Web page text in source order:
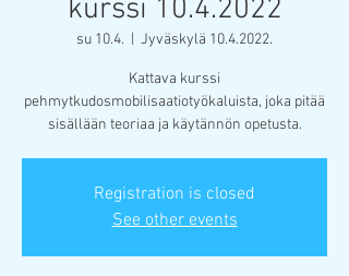
kurssi 10.4.2022
su 10.4. Jyväskylä 10.4.2022.
Kattava kurssi
pehmytkudosmobilisaatiotyökaluista, joka pitää
sisällään teoriaa ja käytännön opetusta.
Registration is closed
See other events